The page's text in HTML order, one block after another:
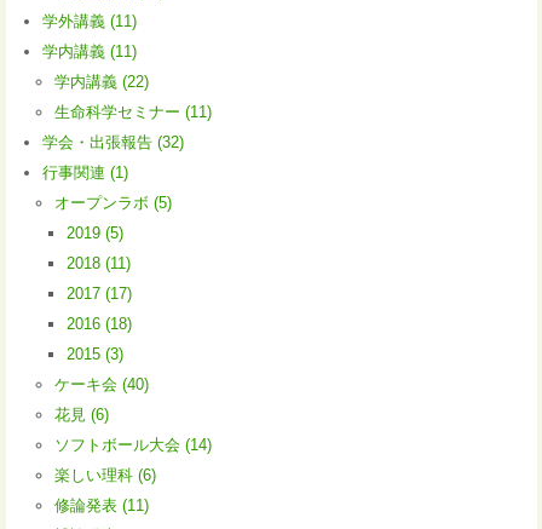
学外講義 (11)
学内講義 (11)
学内講義 (22)
生命科学セミナー (11)
学会・出張報告 (32)
行事関連 (1)
オープンラボ (5)
2019 (5)
2018 (11)
2017 (17)
2016 (18)
2015 (3)
ケーキ会 (40)
花見 (6)
ソフトボール大会 (14)
楽しい理科 (6)
修論発表 (11)